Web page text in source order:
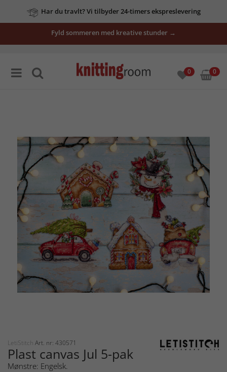
Har du travlt? Vi tilbyder 24-timers ekspreslevering
Fyld sommeren med kreative stunder →
0 0
LetiStitch Art. nr: 430571
Plast canvas Jul 5-pak
Mønstre: Engelsk.